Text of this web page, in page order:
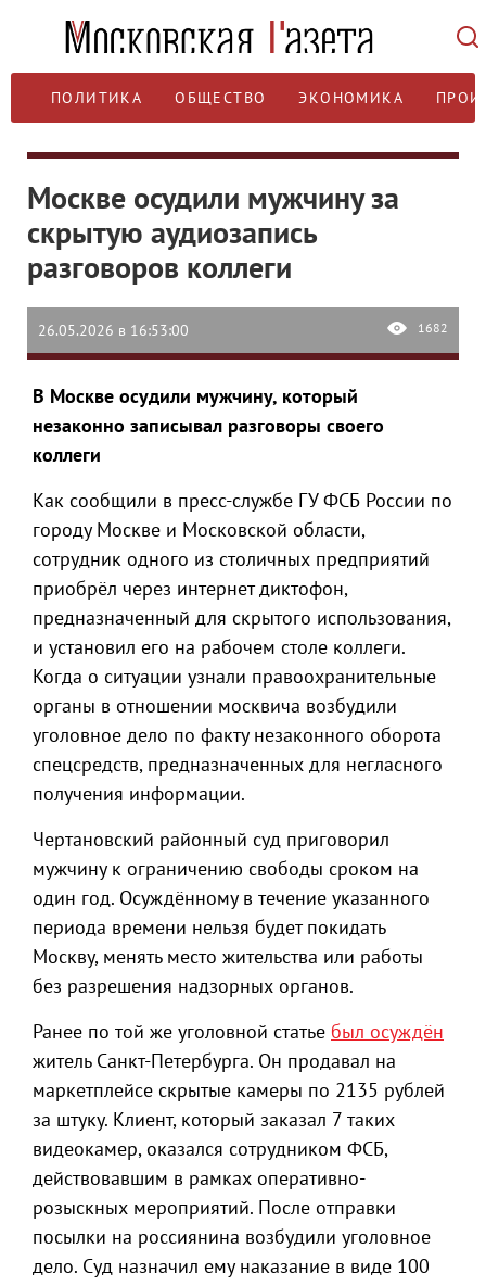
ПОЛИТИКА ОБЩЕСТВО ЭКОНОМИКА
Москве осудили мужчину за
скрытую аудиозапись
разговоров коллеги
26.05.2026 в 16:53:00 1682
В Москве осудили мужчину, который
незаконно записывал разговоры своего
коллеги
Как сообщили в пресс-службе ГУ ФСБ России по
городу Москве и Московской области,
сотрудник одного из столичных предприятий
приобрёл через интернет диктофон,
предназначенный для скрытого использования,
и установил его на рабочем столе коллеги.
Когда о ситуации узнали правоохранительные
органы в отношении москвича возбудили
уголовное дело по факту незаконного оборота
спецсредств, предназначенных для негласного
получения информации.
Чертановский районный суд приговорил
мужчину к ограничению свободы сроком на
один год. Осуждённому в течение указанного
периода времени нельзя будет покидать
Москву, менять место жительства или работы
без разрешения надзорных органов.
Ранее по той же уголовной статье был осуждён
житель Санкт-Петербурга. Он продавал на
маркетплейсе скрытые камеры по 2135 рублей
за штуку. Клиент, который заказал 7 таких
видеокамер, оказался сотрудником ФСБ,
действовавшим в рамках оперативно-
розыскных мероприятий. После отправки
посылки на россиянина возбудили уголовное
дело. Суд назначил ему наказание в виде 100